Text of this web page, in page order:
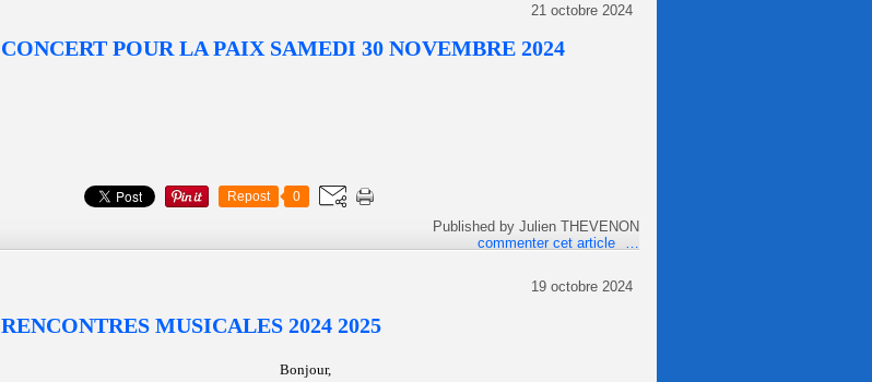
21 octobre 2024
CONCERT POUR LA PAIX SAMEDI 30 NOVEMBRE 2024
Repost 0
Published by Julien THEVENON
commenter cet article
19 octobre 2024
RENCONTRES MUSICALES 2024 2025
Bonjour,